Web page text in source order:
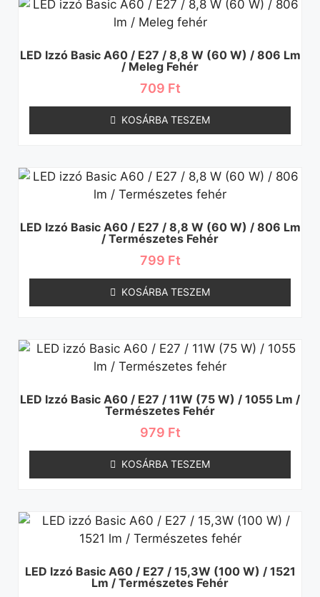
LED Izzó Basic A60 / E27 / 8,8 W (60 W) / 806 Lm
/ Meleg Fehér
709 Ft
KOSÁRBA TESZEM
LED Izzó Basic A60 / E27 / 8,8 W (60 W) / 806 Lm
/ Természetes Fehér
799 Ft
KOSÁRBA TESZEM
LED Izzó Basic A60 / E27 / 11W (75 W) / 1055 Lm /
Természetes Fehér
979 Ft
KOSÁRBA TESZEM
LED Izzó Basic A60 / E27 / 15,3W (100 W) / 1521
Lm / Természetes Fehér